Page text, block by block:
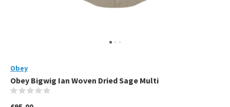
Obey
Obey Bigwig Ian Woven Dried Sage Multi